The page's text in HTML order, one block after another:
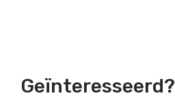
Geïnteresseerd?